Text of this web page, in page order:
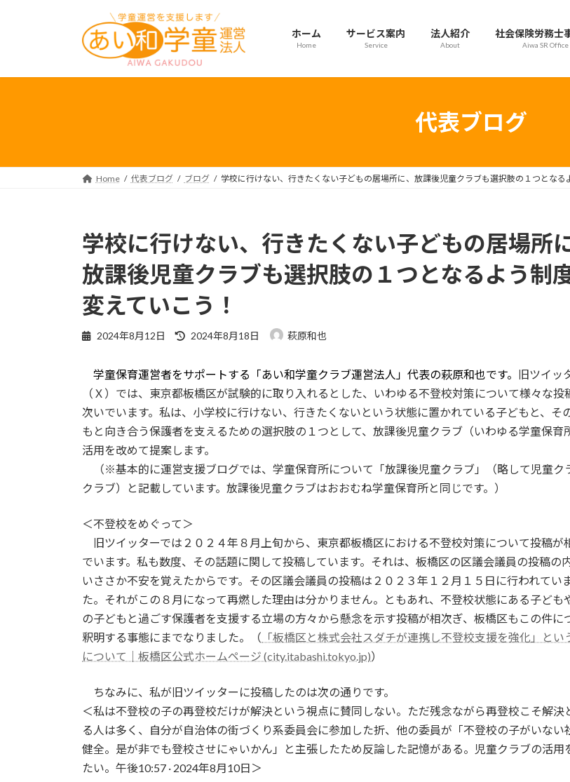
ツ
シ
ホーム
Home
サービス案内
Service
法人紹介
About
社会保険労務士
Aiwa SR Office
代表ブログ
Home 代表ブログ ブログ 学校に行けない、行きたくない子どもの居場所に、放課後児童クラブも選択肢の１つとなる
学校に行けない、行きたくない子どもの居場所に
放課後児童クラブも選択肢の１つとなるよう制
変えていこう！
2024年8月12日
最
新
日
2024年8月18日 萩原和也
学童保育運営者をサポートする「あい和学童クラブ運営法人」代表の萩原和也です。
旧ツイッ
（Ｘ）では、東京都板橋区が試験的に取り入れるとした、いわゆる不登校対策について様々な投
次いでいます。私は、小学校に行けない、行きたくないという状態に置かれている子どもと、そ
もと向き合う保護者を支えるための選択肢の１つとして、放課後児童クラブ（いわゆる学童保育
活用を改めて提案します。
（※基本的に運営支援ブログでは、学童保育所について「放課後児童クラブ」（略して児童ク
クラブ）と記載しています。放課後児童クラブはおおむね学童保育所と同じです。）
＜不登校をめぐって＞
旧ツイッターでは２０２４年８月上旬から、東京都板橋区における不登校対策について投稿が
でいます。私も数度、その話題に関して投稿しています。それは、板橋区の区議会議員の投稿の
いささか不安を覚えたからです。その区議会議員の投稿は２０２３年１２月１５日に行われてい
た。それがこの８月になって再燃した理由は分かりません。ともあれ、不登校状態にある子ども
の子どもと過ごす保護者を支援する立場の方々から懸念を示す投稿が相次ぎ、板橋区もこの件に
釈明する事態にまでなりました。（ 「板橋区と株式会社スダチが連携し不登校支援を強化」とい
について｜板橋区公式ホームページ (city.itabashi.tokyo.jp)）
ちなみに、私が旧ツイッターに投稿したのは次の通りです。
＜私は不登校の子の再登校だけが解決という視点に賛同しない。ただ残念ながら再登校こそ解決
る人は多く、自分が自治体の街づくり系委員会に参加した折、他の委員が「不登校の子がいない
健全。是が非でも登校させにゃいかん」と主張したため反論した記憶がある。児童クラブの活用
たい。午後10:57 · 2024年8月10日＞